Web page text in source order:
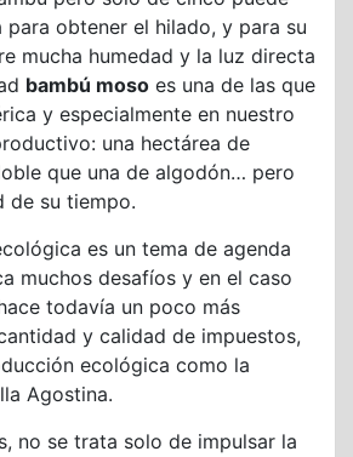
obtener el hilado, y para su
mucha humedad y la luz directa
bambú moso es una de las que
y especialmente en nuestro
una hectárea de
que una de algodón… pero
de su tiempo.
es un tema de agenda
muchos desafíos y en el caso
todavía un poco más
y calidad de impuestos,
ecológica como la
Agostina.
no se trata solo de impulsar la